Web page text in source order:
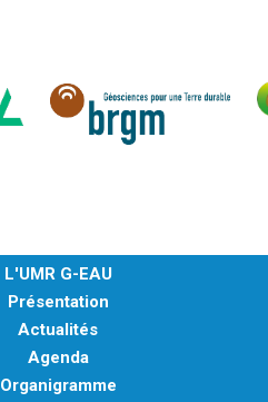
L'UMR G-EAU
Présentation
Actualités
Agenda
Organigramme